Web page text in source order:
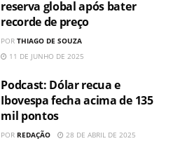
reserva global após bater
recorde de preço
POR THIAGO DE SOUZA
11 DE JUNHO DE 2025
Podcast: Dólar recua e
Ibovespa fecha acima de 135
mil pontos
POR REDAÇÃO 28 DE ABRIL DE 2025